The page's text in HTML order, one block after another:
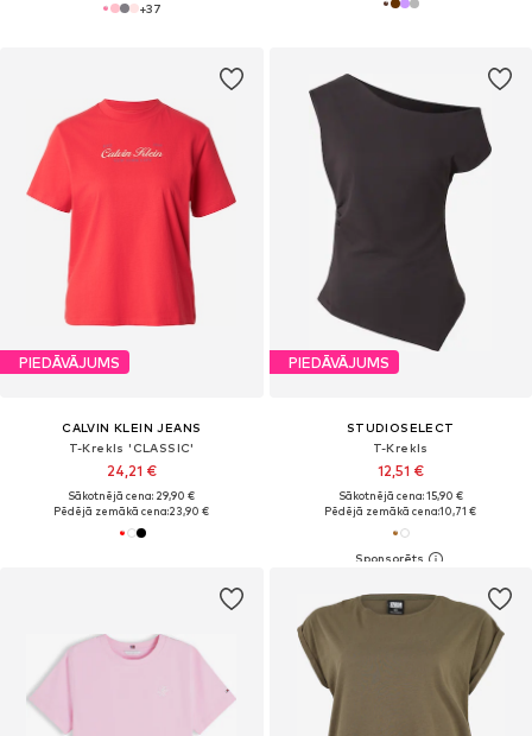
+37
PIEDĀVĀJUMS
CALVIN KLEIN JEANS
T-Krekls 'CLASSIC'
24,21 €
Sākotnējā cena: 29,90 €
Pēdējā zemākā cena:23,90 €
PIEDĀVĀJUMS
STUDIOSELECT
T-Krekls
12,51 €
Sākotnējā cena: 15,90 €
Pēdējā zemākā cena:10,71 €